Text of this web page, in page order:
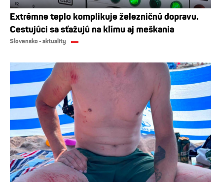
Extrémne teplo komplikuje železničnú dopravu.
Cestujúci sa sťažujú na klímu aj meškania
Slovensko - aktuality